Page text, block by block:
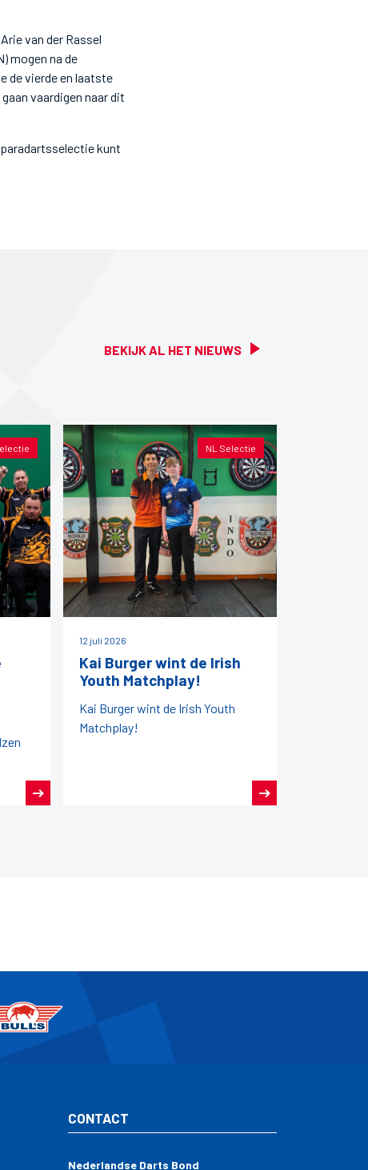
van der Rassel
mogen na de
de vierde en laatste
vaardigen naar dit
paradartsselectie kunt
BEKIJK AL HET NIEUWS
later
NL Selectie
12 juli 2026
Kai Burger wint de Irish
Youth Matchplay!
Kai Burger wint de Irish Youth
Matchplay!
CONTACT
Nederlandse Darts Bond